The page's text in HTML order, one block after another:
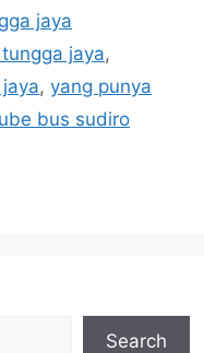
jaya
jaya,
, yang punya
bus sudiro
Search